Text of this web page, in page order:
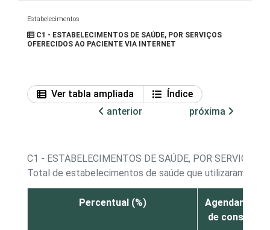
Estabelecimentos
C1 - ESTABELECIMENTOS DE SAÚDE, POR SERVIÇOS
OFERECIDOS AO PACIENTE VIA INTERNET
Ver tabla ampliada
Índice
anterior
próxima
C1 - ESTABELECIMENTOS DE SAÚDE, POR SERVIÇOS
Total de estabelecimentos de saúde que utilizaram a
Percentual (%)
Agendamento
de consultas